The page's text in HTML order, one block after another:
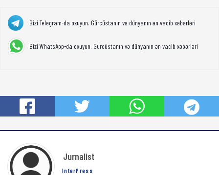
Bizi Telegram-da oxuyun. Gürcüstanın və dünyanın ən vacib xəbərləri
Bizi WhatsApp-da oxuyun. Gürcüstanın və dünyanın ən vacib xəbərləri
Jurnalist
InterPress